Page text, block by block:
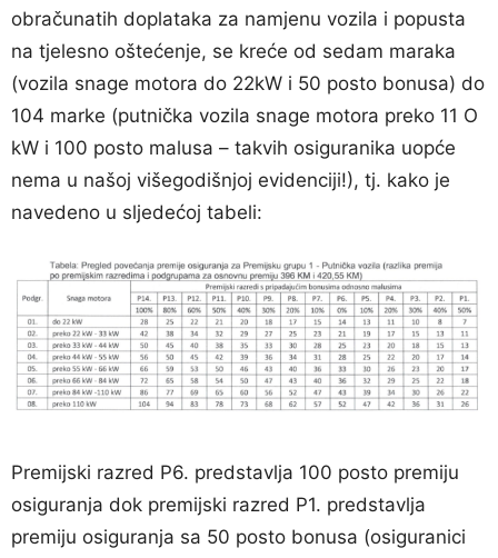
obračunatih doplataka za namjenu vozila i popusta
na tjelesno oštećenje, se kreće od sedam maraka
(vozila snage motora do 22kW i 50 posto bonusa) do
104 marke (putnička vozila snage motora preko 11 O
kW i 100 posto malusa – takvih osiguranika uopće
nema u našoj višegodišnjoj evidenciji!), tj. kako je
navedeno u sljedećoj tabeli:
Premijski razred P6. predstavlja 100 posto premiju
osiguranja dok premijski razred P1. predstavlja
premiju osiguranja sa 50 posto bonusa (osiguranici